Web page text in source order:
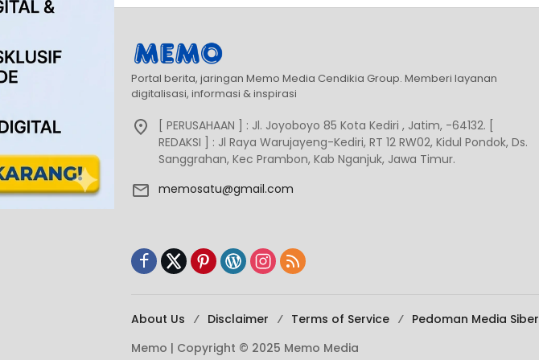
Portal berita, jaringan Memo Media Cendikia Group. Memberi layanan
digitalisasi, informasi & inspirasi
[ PERUSAHAAN ] : Jl. Joyoboyo 85 Kota Kediri , Jatim, -64132. [
REDAKSI ] : Jl Raya Warujayeng-Kediri, RT 12 RW02, Kidul Pondok, Ds.
Sanggrahan, Kec Prambon, Kab Nganjuk, Jawa Timur.
memosatu@gmail.com
About Us Disclaimer Terms of Service Pedoman Media Siber
Memo | Copyright © 2025 Memo Media